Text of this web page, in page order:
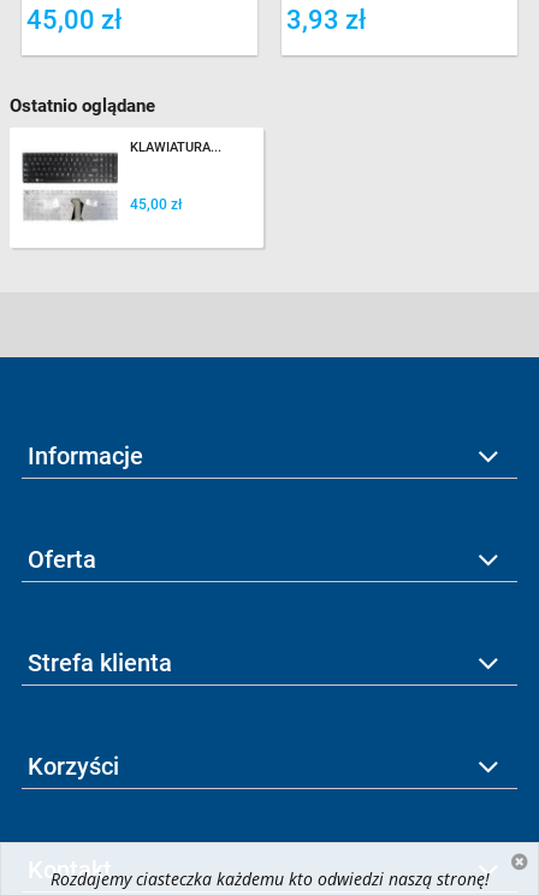
45,00 zł 3,93 zł
Ostatnio oglądane
KLAWIATURA...
45,00 zł
Informacje
Oferta
Strefa klienta
Korzyści
Kontakt
Rozdajemy ciasteczka każdemu kto odwiedzi naszą stronę!